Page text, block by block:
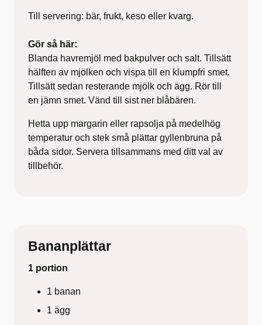
Till servering: bär, frukt, keso eller kvarg.
Gör så här:
Blanda havremjöl med bakpulver och salt. Tillsätt
hälften av mjölken och vispa till en klumpfri smet.
Tillsätt sedan resterande mjölk och ägg. Rör till
en jämn smet. Vänd till sist ner blåbären.
Hetta upp margarin eller rapsolja på medelhög
temperatur och stek små plättar gyllenbruna på
båda sidor. Servera tillsammans med ditt val av
tillbehör.
Bananplättar
1 portion
1 banan
1 ägg